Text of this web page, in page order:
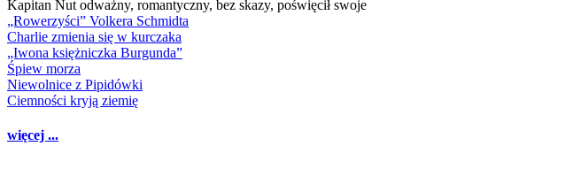
Kapitan Nut odważny, romantyczny, bez skazy, poświęcił swoje
„Rowerzyści” Volkera Schmidta
Charlie zmienia się w kurczaka
„Iwona księżniczka Burgunda”
Śpiew morza
Niewolnice z Pipidówki
Ciemności kryją ziemię
więcej ...